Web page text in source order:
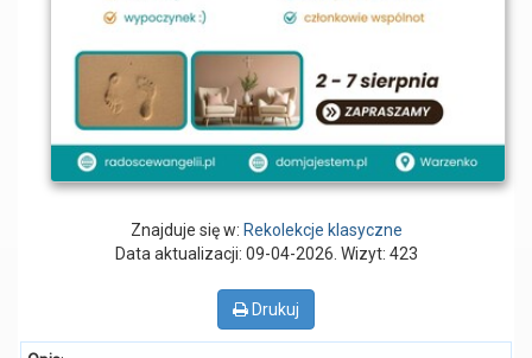
Znajduje się w: Rekolekcje klasyczne
Data aktualizacji: 09-04-2026 . Wizyt: 423
Drukuj